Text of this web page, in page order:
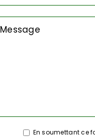
Message
En soumettant ce